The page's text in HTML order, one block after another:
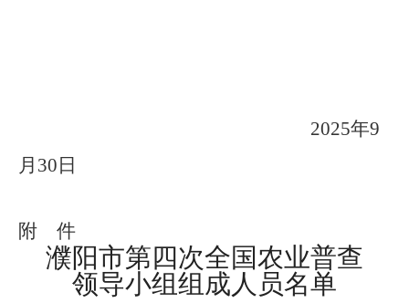
2025年9
月 30 日
附 件
濮阳市第四次全国农业普查
领导小组组成人员名单